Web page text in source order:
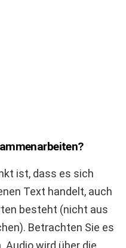
ist, dass es sich
Text handelt, auch
besteht (nicht aus
Betrachten Sie es
Audio wird über die